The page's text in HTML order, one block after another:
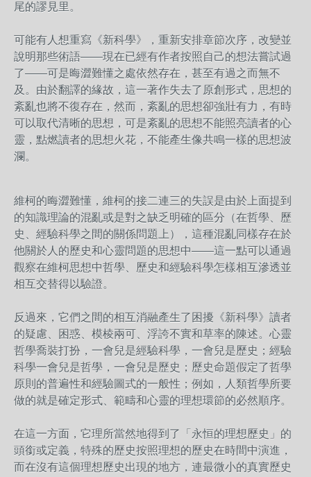
尾的謬見里。
可能有人想重寫《新科學》，重新安排章節次序，改變並
說明那些術語——現在已經有作者按照自己的想法嘗試過
了——可是晦澀難懂之處依然存在，甚至有過之而無不
及。由於翻譯的緣故，這一著作失去了原創形式，思想的
紊亂也將不復存在，然而，紊亂的思想卻強壯有力，有時
可以取代清晰的思想，可是紊亂的思想不能照亮讀者的心
靈，點燃讀者的思想火花，不能產生像共鳴一樣的思想波
瀾。
維柯的晦澀難懂，維柯的接二連三的失誤是由於上面提到
的知識理論的混亂或是對之缺乏明確的區分（在哲學、歷
史、經驗科學之間的關係問題上），這種混亂同樣存在於
他關於人的歷史和心靈問題的思想中——這一點可以通過
觀察在維柯思想中哲學、歷史和經驗科學怎樣相互滲透並
相互交替得以驗證。
反過來，它們之間的相互消融產生了困擾《新科學》讀者
的疑慮、困惑、模棱兩可、浮誇不實和草率的陳述。心靈
哲學喬裝打扮，一會兒是經驗科學，一會兒是歷史；經驗
科學一會兒是哲學，一會兒是歷史；歷史命題假定了哲學
原則的普遍性和經驗圖式的一般性；例如，人類哲學所要
做的就是確定形式、範疇和心靈的理想環節的必然順序。
在這一方面，它理所當然地得到了「永恒的理想歷史」的
頭銜或定義，特殊的歷史按照理想的歷史在時間中演進，
而在沒有這個理想歷史出現的地方，連最微小的真實歷史